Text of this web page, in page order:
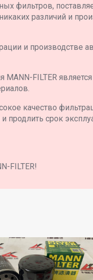
фильтров,
различий и
и производстве
MANN-FILTER
качество
продлить срок
FILTER!